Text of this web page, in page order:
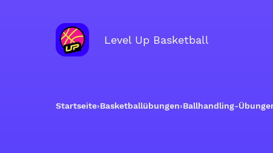
Level Up Basketball
Startseite›Basketballübungen›Ballhandling-